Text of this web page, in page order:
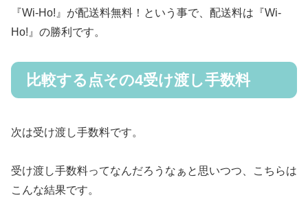
『Wi-Ho!』が配送料無料！という事で、配送料は『Wi-
Ho!』の勝利です。
比較する点その4受け渡し手数料
次は受け渡し手数料です。
受け渡し手数料ってなんだろうなぁと思いつつ、こちらは
こんな結果です。